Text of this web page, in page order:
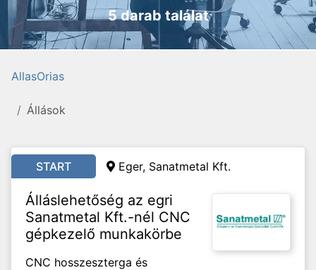
5 darab találat
AllasOrias
Állások
START Eger, Sanatmetal Kft.
Álláslehetőség az egri
Sanatmetal Kft.-nél CNC
gépkezelő munkakörbe
CNC hosszeszterga és